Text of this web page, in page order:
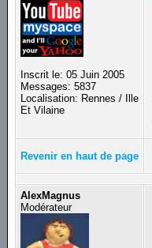
Inscrit le: 05 Juin 2005
Messages: 5837
Localisation: Rennes / Ille
Et Vilaine
Revenir en haut de page
AlexMagnus
Modérateur